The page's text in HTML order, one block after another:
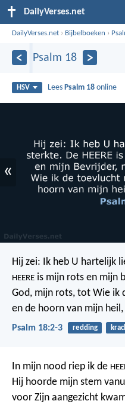
DailyVerses.net
DailyVerses.net › Bijbelboeken ›
Psalm 18
HSV Lees Psalm 18 online
«
Hij zei: Ik heb U hartelijk
HEERE is mijn rots en mijn
God, mijn rots, tot Wie ik
en de hoorn van mijn
Psalm 18:2-3 redding
In mijn nood riep ik de
Hij hoorde mijn stem
voor Zijn aangezicht